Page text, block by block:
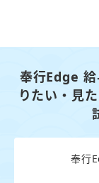
奉行Edge 給
りたい・見た
奉行